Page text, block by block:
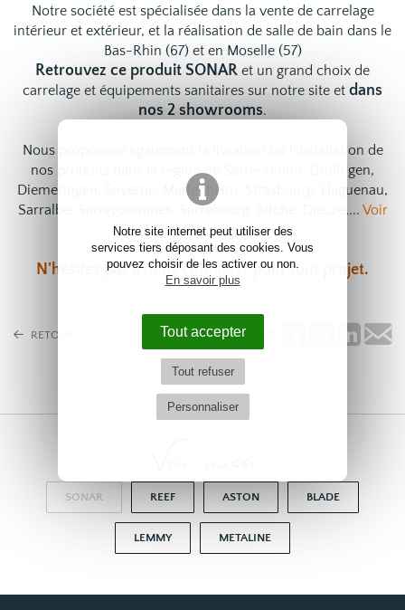
Notre site internet peut utiliser des
services tiers déposant des cookies. Vous
pouvez choisir de les activer ou non.
En savoir plus
Tout accepter
Tout refuser
Personnaliser
Notre société est spécialisée dans la vente de carrelage
intérieur et extérieur, et la réalisation de salle de bain dans le
Bas-Rhin (67) et en Moselle (57)
Retrouvez ce produit SONAR et un grand choix de
carrelage et équipements sanitaires sur notre site et dans
nos 2 showrooms.
Nous proposons également la livraison ou l'installation de
nos produits dans la région de Sarre-Union, Drulingen,
Diemeringen, Saverne, Marlenheim, Strasbourg, Haguenau,
Sarralbe, Sarreguemines, Sarrebourg, Bitche, Dieuze,... Voir
nos services
N'hésitez pas à nous contacterpour tout projet.
RETOUR Partagez ce produit
Voir aussi
SONAR REEF ASTON BLADE
LEMMY METALINE